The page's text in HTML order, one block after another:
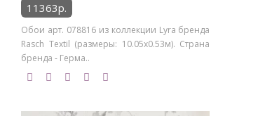
11363р.
Обои арт. 078816 из коллекции Lyra бренда
Rasch Textil (размеры: 10.05х0.53м). Страна
бренда - Герма..